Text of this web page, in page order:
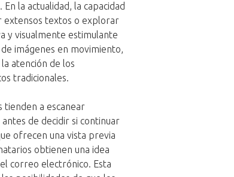
la actualidad, la capacidad
extensos textos o explorar
y visualmente estimulante
imágenes en movimiento,
atención de los
tradicionales.
tienden a escanear
de decidir si continuar
ofrecen una vista previa
obtienen una idea
correo electrónico. Esta